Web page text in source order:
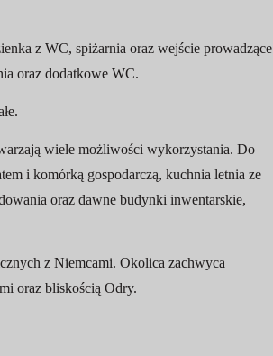
z WC, spiżarnia oraz wejście prowadzące
oraz dodatkowe WC.
wiele możliwości wykorzystania. Do
i komórką gospodarczą, kuchnia letnia ze
oraz dawne budynki inwentarskie,
z Niemcami. Okolica zachwyca
oraz bliskością Odry.